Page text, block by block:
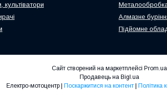
культіватори
Алмазне
Підйомне
Сайт створений на маркетплейсі Prom.ua
Продавець на Bigl.ua
Поскаржитися на контент Політика